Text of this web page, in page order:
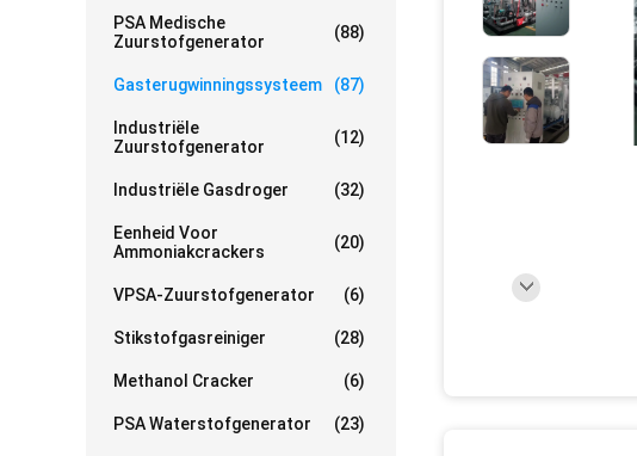
PSA Medische
Zuurstofgenerator
(88)
Gasterugwinningssysteem (87)
Industriële
Zuurstofgenerator
(12)
Industriële Gasdroger (32)
Eenheid Voor
Ammoniakcrackers
(20)
VPSA-Zuurstofgenerator (6)
Stikstofgasreiniger (28)
Methanol Cracker (6)
PSA Waterstofgenerator (23)